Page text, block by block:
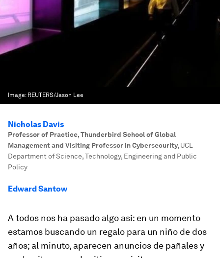
Image: REUTERS/Jason Lee
Nicholas Davis
Professor of Practice, Thunderbird School of Global
Management and Visiting Professor in Cybersecurity, UCL
Department of Science, Technology, Engineering and Public
Policy
Edward Santow
A todos nos ha pasado algo así: en un momento
estamos buscando un regalo para un niño de dos
años; al minuto, aparecen anuncios de pañales y